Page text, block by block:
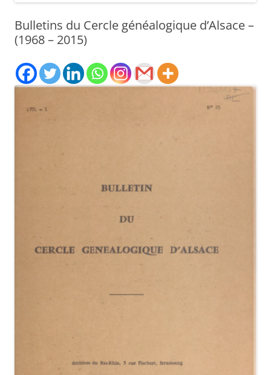
Bulletins du Cercle généalogique d’Alsace –
(1968 – 2015)